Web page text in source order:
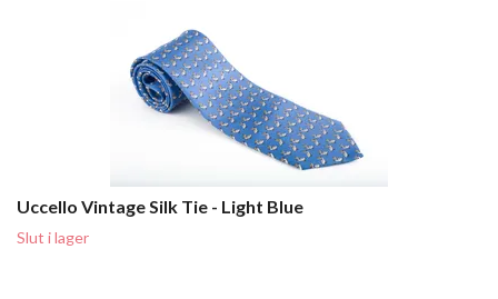
Uccello Vintage Silk Tie - Light Blue
Slut i lager